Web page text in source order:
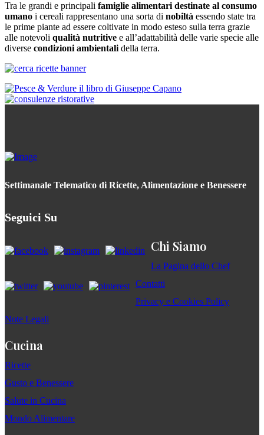
Tra le grandi e principali famiglie alimentari destinate al consumo
umano i cereali rappresentano una sorta di nobiltà essendo state tra
le prime piante ad essere coltivate in modo esteso sulla terra grazie
alle notevoli qualità nutritive e all’adattabilità delle varie specie alle
diverse condizioni ambientali della terra.
Settimanale Telematico di Ricette, Alimentazione e Benessere
Seguici Su
Chi Siamo
La Pagina dello Chef
Contatti
Privacy e Cookies Policy
Note Legali
Cucina
Ricette
Gusto e Benessere
Salute in Cucina
Mondo Alimentare